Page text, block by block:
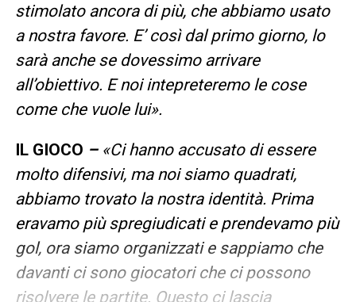
stimolato ancora di più, che abbiamo usato
a nostra favore. E’ così dal primo giorno, lo
sarà anche se dovessimo arrivare
all’obiettivo. E noi intepreteremo le cose
come che vuole lui».
IL GIOCO –«Ci hanno accusato di essere
molto difensivi, ma noi siamo quadrati,
abbiamo trovato la nostra identità. Prima
eravamo più spregiudicati e prendevamo più
gol, ora siamo organizzati e sappiamo che
davanti ci sono giocatori che ci possono
risolvere le partite. Questo ci lascia